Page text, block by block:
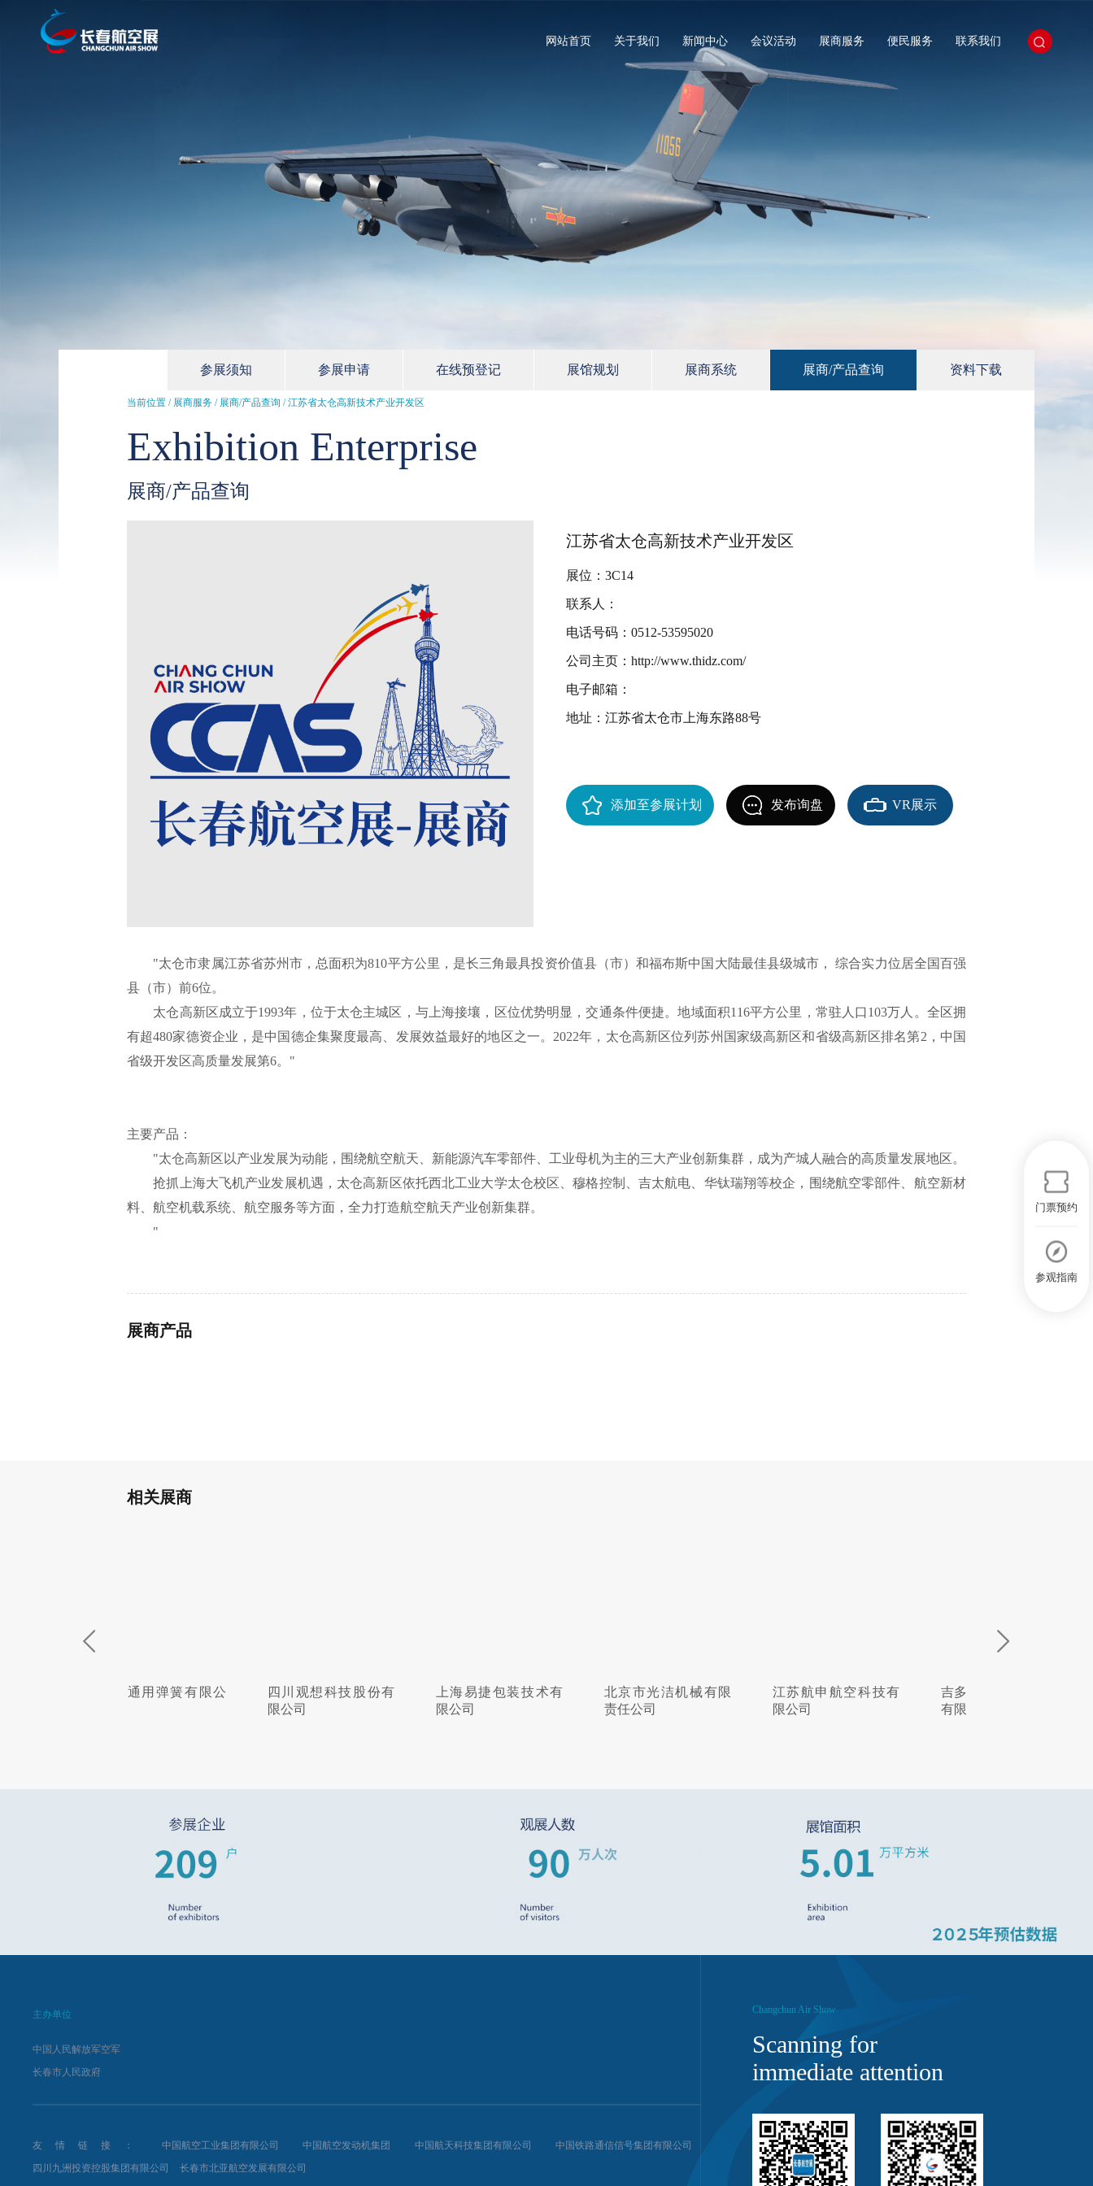
网站首页 关于我们 新闻中心 会议活动 展商服务 便民服务 联系我们
参展须知 参展申请 在线预登记 展馆规划 展商系统 展商/产品查询 资料下载
当前位置 / 展商服务 / 展商/产品查询 / 江苏省太仓高新技术产业开发区
Exhibition Enterprise
展商/产品查询
江苏省太仓高新技术产业开发区
展位：3C14
联系人：
电话号码：0512-53595020
公司主页：http://www.thidz.com/
电子邮箱：
地址：江苏省太仓市上海东路88号
添加至参展计划 发布询盘 VR展示
"太仓市隶属江苏省苏州市，总面积为810平方公里，是长三角最具投资价值县（市）和福布斯中国大陆最佳县级城市， 综合实力位居全国百强
县（市）前6位。
太仓高新区成立于1993年，位于太仓主城区，与上海接壤，区位优势明显，交通条件便捷。地域面积116平方公里，常驻人口103万人。全区拥
有超480家德资企业，是中国德企集聚度最高、发展效益最好的地区之一。2022年，太仓高新区位列苏州国家级高新区和省级高新区排名第2，中国
省级开发区高质量发展第6。"
主要产品：
"太仓高新区以产业发展为动能，围绕航空航天、新能源汽车零部件、工业母机为主的三大产业创新集群，成为产城人融合的高质量发展地区。
抢抓上海大飞机产业发展机遇，太仓高新区依托西北工业大学太仓校区、穆格控制、吉太航电、华钛瑞翔等校企，围绕航空零部件、航空新材
料、航空机载系统、航空服务等方面，全力打造航空航天产业创新集群。
"
展商产品
相关展商
四川观想科技股份有
上海易捷包装技术有
北京市光洁机械有限
江苏航申航空科技有
限公司
吉多瑞工具贸易(上海)
主办单位
中国人民解放军空军
长春市人民政府
友情链接：中国航空工业集团有限公司 中国航空发动机集团 中国航天科技集团有限公司
中国铁路通信信号集团有限公司
四川九洲投资控股集团有限公司
长春市北亚航空发展有限公司
Changchun Air Show
Scanning for
immediate attention
门票预约
参观指南